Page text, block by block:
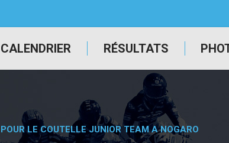
CALENDRIER RÉSULTATS
LE COUTELLE JUNIOR TEAM A NOGARO